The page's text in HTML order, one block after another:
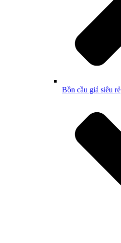
Bồn cầu giá siêu rẻ